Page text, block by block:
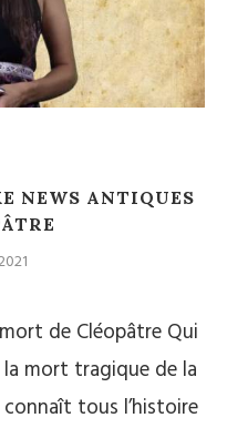
NEWS ANTIQUES
de Cléopâtre Qui
la mort tragique de la
tous l’histoire